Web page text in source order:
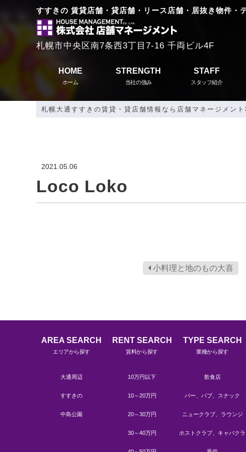
すすきの 賃貸店舗・貸店舗・リース店舗・居抜き物件・
札幌市中央区南7条西3丁目7-16 千両ビル4F
HOME
ホーム
STRENGTH
当社の強み
STAFF
スタッフ紹介
札幌大通すすきの賃貸・貸店舗情報なら店舗マネージメント
2021.05.06
Loco Loko
小料理と地のもの大喜
AREA SEARCH
エリアから探す
大通周辺
すすきの
中島公園
RENT SEARCH
賃料から探す
10万円以下
10～20万円
20～30万円
30～40万円
TYPE SEARCH
業種から探す
飲食店
バー、パブ、スナック
ニュークラブ、ラウンジ
ホストクラブ、キャバクラ